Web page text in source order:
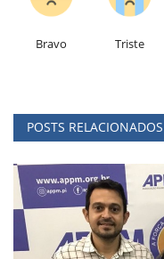
Bravo Triste
POSTS RELACIONADOS